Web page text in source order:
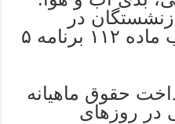
در
مناطق جنگی برحسب ماده ۱۱۲ برنامه ۵
حقوق ماهیانه
روزهای